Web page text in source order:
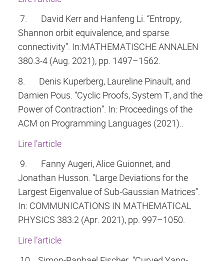
7.
David Kerr and Hanfeng Li. “Entropy,
Shannon orbit equivalence, and sparse
connectivity”. In:MATHEMATISCHE ANNALEN
380.3-4 (Aug. 2021), pp. 1497–1562.
8.
Denis Kuperberg, Laureline Pinault, and
Damien Pous. “Cyclic Proofs, System T, and the
Power of Contraction”. In: Proceedings of the
ACM on Programming Languages (2021)..
Lire l’article
9.
Fanny Augeri, Alice Guionnet, and
Jonathan Husson. “Large Deviations for the
Largest Eigenvalue of Sub-Gaussian Matrices”.
In: COMMUNICATIONS IN MATHEMATICAL
PHYSICS 383.2 (Apr. 2021), pp. 997–1050.
Lire l’article